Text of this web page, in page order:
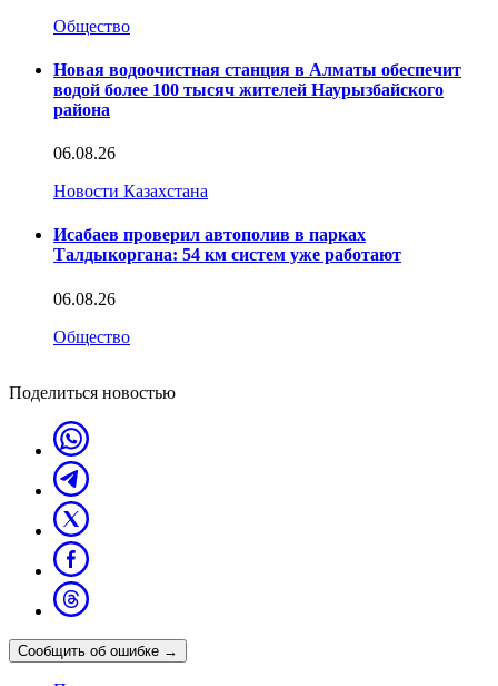
Общество
Новая водоочистная станция в Алматы обеспечит
водой более 100 тысяч жителей Наурызбайского
района
06.08.26
Новости Казахстана
Исабаев проверил автополив в парках
Талдыкоргана: 54 км систем уже работают
06.08.26
Общество
Поделиться новостью
Сообщить об ошибке →